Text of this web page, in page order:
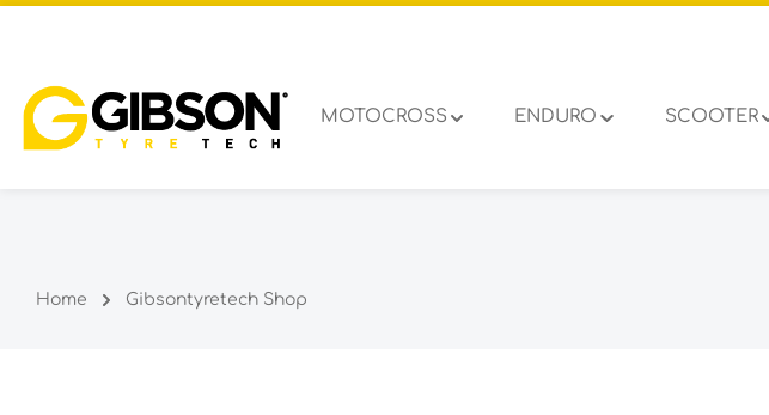
MOTOCROSS ENDURO SCOOTER
Home Gibsontyretech Shop